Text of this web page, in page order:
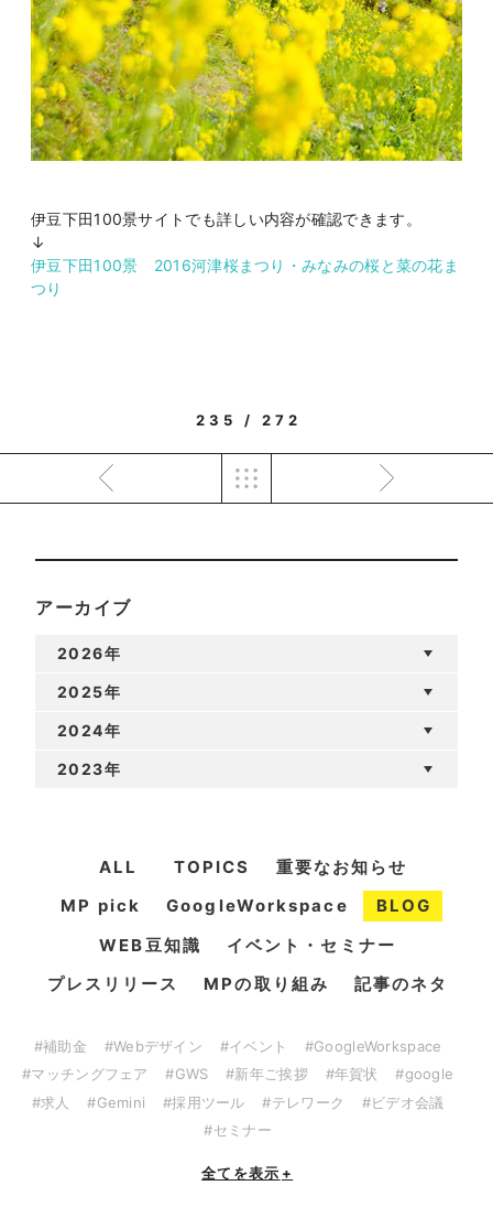
伊豆下田100景サイトでも詳しい内容が確認できます。
↓
伊豆下田100景 2016河津桜まつり・みなみの桜と菜の花ま
つり
235 / 272
アーカイブ
2026年
2025年
2024年
2023年
ALL TOPICS
重要なお知らせ
MP pick
GoogleWorkspace
BLOG
WEB豆知識
イベント・セミナー
プレスリリース
MPの取り組み 記事のネタ
#補助金 #Webデザイン #イベント
#GoogleWorkspace
#マッチングフェア
#GWS #新年ご挨拶 #年賀状
#google
#求人
#Gemini #採用ツール #テレワーク
#ビデオ会議
#セミナー
全てを表示 +